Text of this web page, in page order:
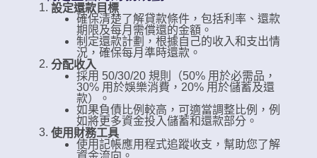
設定還款目標
確保清楚了解貸款條件，包括利率、還款
期限及每月需償還的金額。
制定還款計劃，根據自己的收入和支出情
況，確保每月準時還款。
分配收入
採用 50/30/20 規則（50% 用於必需品，
30% 用於娛樂消費，20% 用於儲蓄及還
款）。
如果負債比例較高，可適當調整比例，例
如將更多資金投入儲蓄和還款部分。
使用財務工具
使用記帳應用程式追蹤收支，幫助您了解
資金流向。